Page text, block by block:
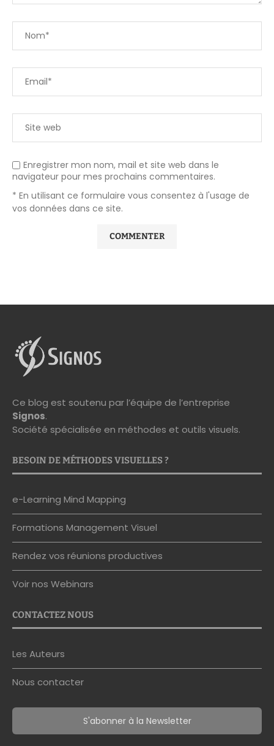
Enregistrer mon nom, mail et site web dans le
navigateur pour mes prochains commentaires.
* En utilisant ce formulaire vous consentez à l'usage de
vos données dans ce site.
Ce blog est soutenu par l’équipe de l’entreprise
Signos.
Société spécialisée en méthodes et outils visuels.
BESOIN DE MÉTHODES VISUELLES ?
e-Learning Mind Mapping
Formations Management Visuel
Rendez vos réunions productives
Voir nos Webinars
CONTACTEZ NOUS
Les Auteurs
Nous contacter
S'abonner à la Newsletter